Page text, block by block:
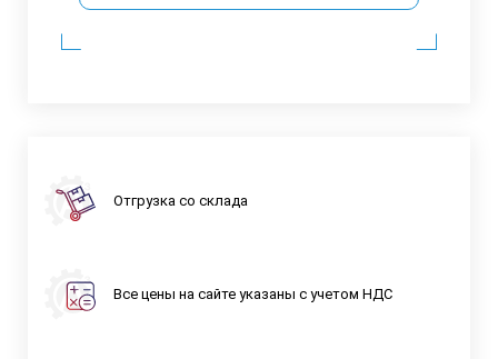
Отгрузка со склада
Все цены на сайте указаны с учетом НДС